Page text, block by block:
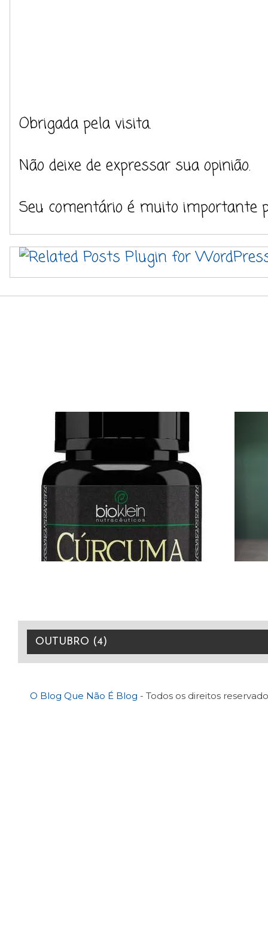
Obrigada pela visita.
Não deixe de expressar sua opinião.
Seu comentário é muito importante
O Blog Que Não É Blog - Todos os direitos